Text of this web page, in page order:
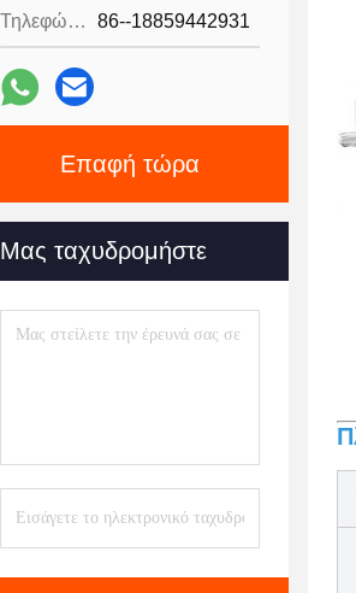
Τηλεφώνημα: 86--18859442931
Επαφή τώρα
Μας ταχυδρομήστε